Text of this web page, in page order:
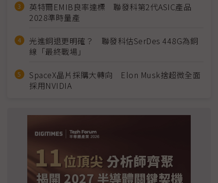
英特爾EMIB良率達標 聯發科第2代ASIC產品
2028準時量產
光進銅退更明確？ 聯發科估SerDes 448G為銅
線「最終戰場」
SpaceX晶片採購大轉向 Elon Musk捨超微全面
採用NVIDIA